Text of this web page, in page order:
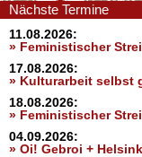
Nächste Termine
11.08.2026:
» Feministischer
17.08.2026:
» Kulturarbeit selbst
18.08.2026:
» Feministischer
04.09.2026:
» Oi! Gebroi +